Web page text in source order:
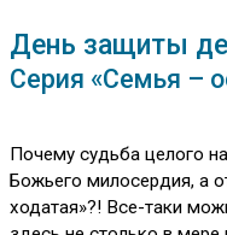
День защиты
Серия «Семья –
Почему судьба целого
Божьего милосердия, а
ходатая»?! Все-таки